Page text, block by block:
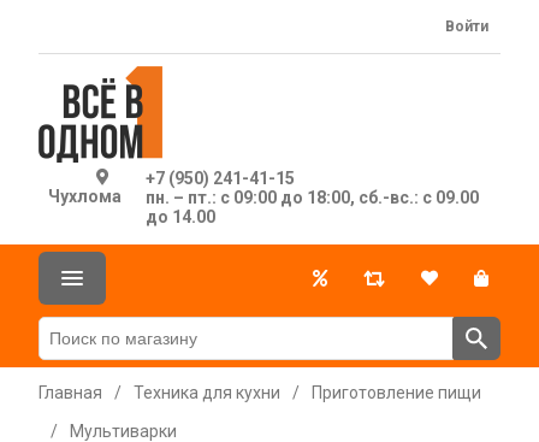
Чухлома
+7 (950) 241-41-15
пн. – пт.: с 09:00 до 18:00, сб.-вс.: с 09.00
до 14.00
Войти
Главная / Техника для кухни /
Приготовление пищи
/
Мультиварки